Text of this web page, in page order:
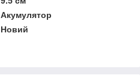
Акумулятор
Новий